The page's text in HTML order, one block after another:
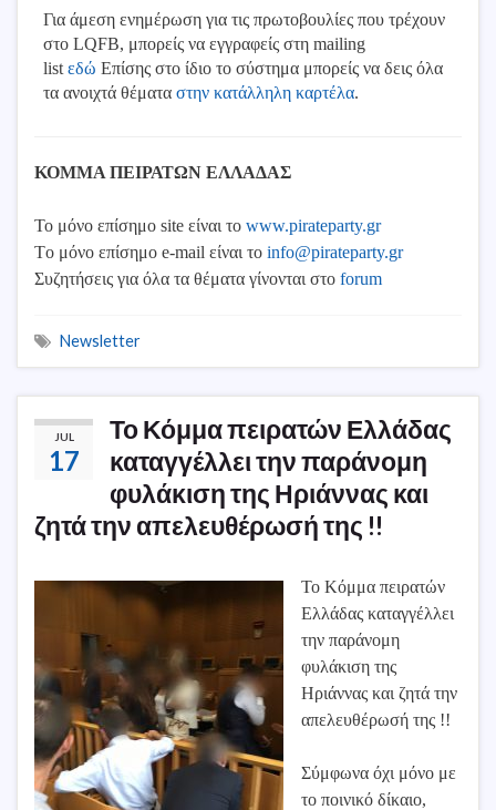
Για άμεση ενημέρωση για τις πρωτοβουλίες που τρέχουν
στο LQFB, μπορείς να εγγραφείς στη mailing
list εδώ Επίσης στο ίδιο το σύστημα μπορείς να δεις όλα
τα ανοιχτά θέματα στην κατάλληλη καρτέλα.
ΚΟΜΜΑ ΠΕΙΡΑΤΩΝ ΕΛΛΑΔΑΣ
Το μόνο επίσημο site είναι το www.pirateparty.gr
Tο μόνο επίσημο e-mail είναι το info@pirateparty.gr
Συζητήσεις για όλα τα θέματα γίνονται στο forum
Newsletter
JUL
17
Το Κόμμα πειρατών Ελλάδας
καταγγέλλει την παράνομη
φυλάκιση της Ηριάννας και
ζητά την απελευθέρωσή της !!
Το Κόμμα πειρατών
Ελλάδας καταγγέλλει
την παράνομη
φυλάκιση της
Ηριάννας και ζητά την
απελευθέρωσή της !!
Σύμφωνα όχι μόνο με
το ποινικό δίκαιο,